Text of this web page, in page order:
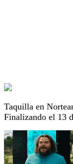
Taquilla en
Finalizando el 13